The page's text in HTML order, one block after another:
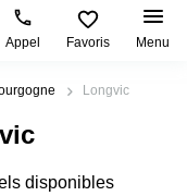
Appel Favoris Menu
Longvic
disponibles